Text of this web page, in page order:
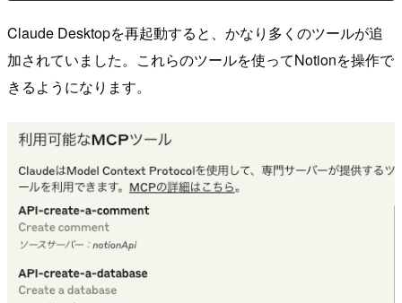
Claude Desktopを再起動すると、かなり多くのツールが追
加されていました。これらのツールを使ってNotionを操作で
きるようになります。